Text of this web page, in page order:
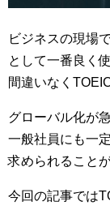
ビジネスの現場
として一番良く
間違いなく
グローバル化が
一般社員にも一
求められること
今回の記事では